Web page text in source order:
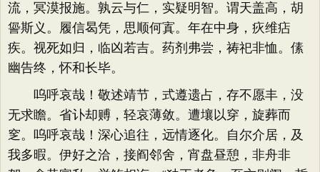
流，冥漠报施。孰云与仁，实疑明智。谓天盖高，胡
諐斯义。履信曷凭，思顺何寘。年在中身，疢维痁
疾。视死如归，临凶若吉。药剂弗尝，祷祀非恤。傃
幽告终，怀和长毕。
呜呼哀哉！敬述靖节，式遵遗占，存不愿丰，没
无求瞻。省讣却赙，轻哀薄敛。遭壤以穿，旋葬而
窆。呜呼哀哉！深心追往，远情逐化。自尔介居，及
我多暇。伊好之洽，接阎邻舍，宵盘昼憩，非舟非